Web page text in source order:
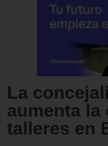
La
aumenta la
talleres en